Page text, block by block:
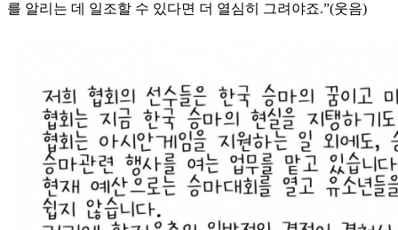
를 알리는 데 일조할 수 있다면 더 열심히 그려야죠.”(웃음)